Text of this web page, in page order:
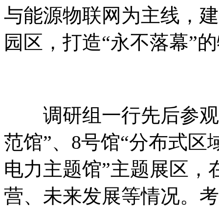
与能源物联网为主线，
园区，打造“永不落幕”
调研组一行先后参观
范馆”、8号馆“分布式区
电力主题馆”主题展区
营、未来发展等情况。